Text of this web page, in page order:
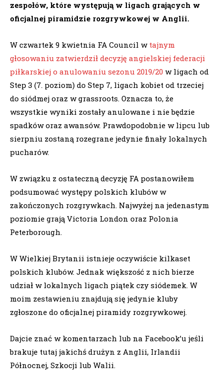
zespołów, które występują w ligach grających w
oficjalnej piramidzie rozgrywkowej w Anglii.
W czwartek 9 kwietnia FA Council w tajnym
głosowaniu zatwierdził decyzję angielskiej federacji
piłkarskiej o anulowaniu sezonu 2019/20 w ligach od
Step 3 (7. poziom) do Step 7, ligach kobiet od trzeciej
do siódmej oraz w grassroots. Oznacza to, że
wszystkie wyniki zostały anulowane i nie będzie
spadków oraz awansów. Prawdopodobnie w lipcu lub
sierpniu zostaną rozegrane jedynie finały lokalnych
pucharów.
W związku z ostateczną decyzję FA postanowiłem
podsumować występy polskich klubów w
zakończonych rozgrywkach. Najwyżej na jedenastym
poziomie grają Victoria London oraz Polonia
Peterborough.
W Wielkiej Brytanii istnieje oczywiście kilkaset
polskich klubów. Jednak większość z nich bierze
udział w lokalnych ligach piątek czy siódemek. W
moim zestawieniu znajdują się jedynie kluby
zgłoszone do oficjalnej piramidy rozgrywkowej.
Dajcie znać w komentarzach lub na Facebook’u jeśli
brakuje tutaj jakichś drużyn z Anglii, Irlandii
Północnej, Szkocji lub Walii.